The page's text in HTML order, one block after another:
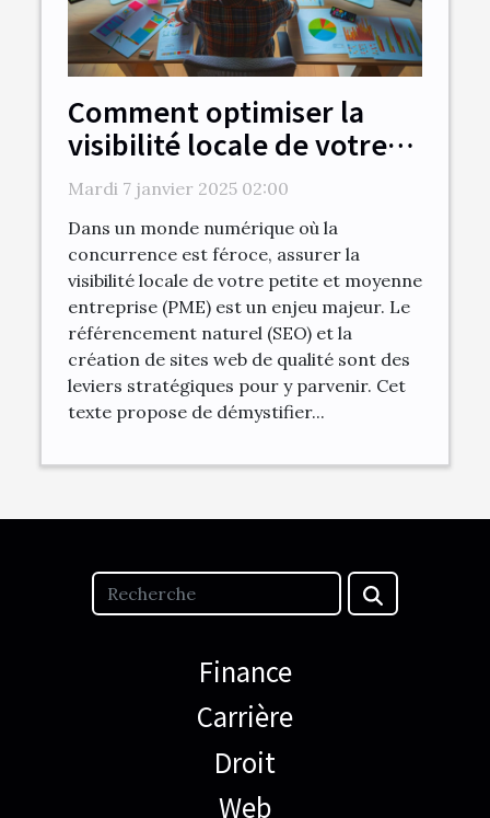
Comment optimiser la
visibilité locale de votre
PME avec le SEO et la
création de sites
Mardi 7 janvier 2025 02:00
Dans un monde numérique où la
concurrence est féroce, assurer la
visibilité locale de votre petite et moyenne
entreprise (PME) est un enjeu majeur. Le
référencement naturel (SEO) et la
création de sites web de qualité sont des
leviers stratégiques pour y parvenir. Cet
texte propose de démystifier...
Finance
Carrière
Droit
Web